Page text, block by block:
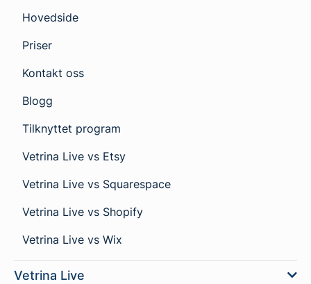
Hovedside
Priser
Kontakt oss
Blogg
Tilknyttet program
Vetrina Live vs Etsy
Vetrina Live vs Squarespace
Vetrina Live vs Shopify
Vetrina Live vs Wix
Vetrina Live